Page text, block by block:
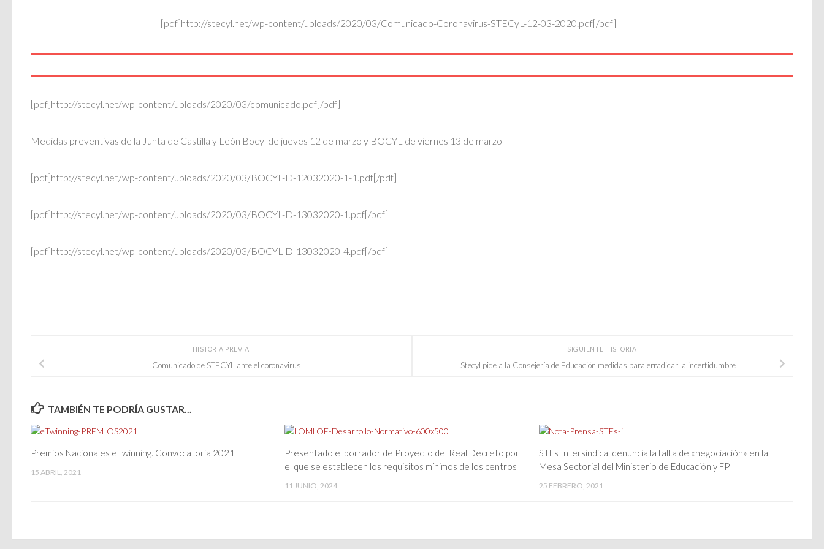
[pdf]http://stecyl.net/wp-content/uploads/2020/03/Comunicado-Coronavirus-STECyL-12-03-2020.pdf[/pdf]
[pdf]http://stecyl.net/wp-content/uploads/2020/03/comunicado.pdf[/pdf]
Medidas preventivas de la Junta de Castilla y León Bocyl de jueves 12 de marzo y BOCYL de viernes 13 de marzo
[pdf]http://stecyl.net/wp-content/uploads/2020/03/BOCYL-D-12032020-1-1.pdf[/pdf]
[pdf]http://stecyl.net/wp-content/uploads/2020/03/BOCYL-D-13032020-1.pdf[/pdf]
[pdf]http://stecyl.net/wp-content/uploads/2020/03/BOCYL-D-13032020-4.pdf[/pdf]
SIGUIENTE HISTORIA
Stecyl pide a la Consejería de Educación medidas para erradicar la incertidumbre
HISTORIA PREVIA
Comunicado de STECYL ante el coronavirus
TAMBIÉN TE PODRÍA GUSTAR...
Premios Nacionales eTwinning. Convocatoria 2021
15 ABRIL, 2021
Presentado el borrador de Proyecto del Real Decreto por
el que se establecen los requisitos mínimos de los centros
11 JUNIO, 2024
STEs Intersindical denuncia la falta de «negociación» en la
Mesa Sectorial del Ministerio de Educación y FP
25 FEBRERO, 2021